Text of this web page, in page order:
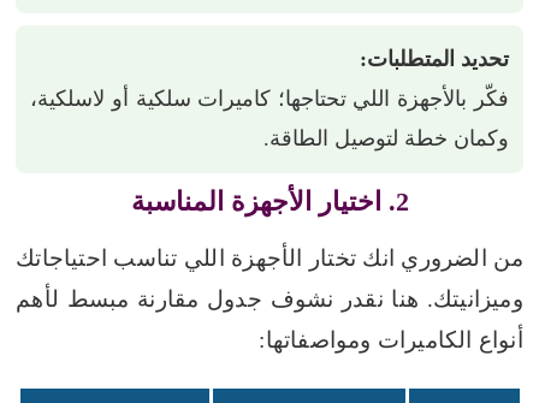
تحديد المتطلبات:
فكّر بالأجهزة اللي تحتاجها؛ كاميرات سلكية أو لاسلكية،
وكمان خطة لتوصيل الطاقة.
2. اختيار الأجهزة المناسبة
من الضروري انك تختار الأجهزة اللي تناسب احتياجاتك
وميزانيتك. هنا نقدر نشوف جدول مقارنة مبسط لأهم
أنواع الكاميرات ومواصفاتها: